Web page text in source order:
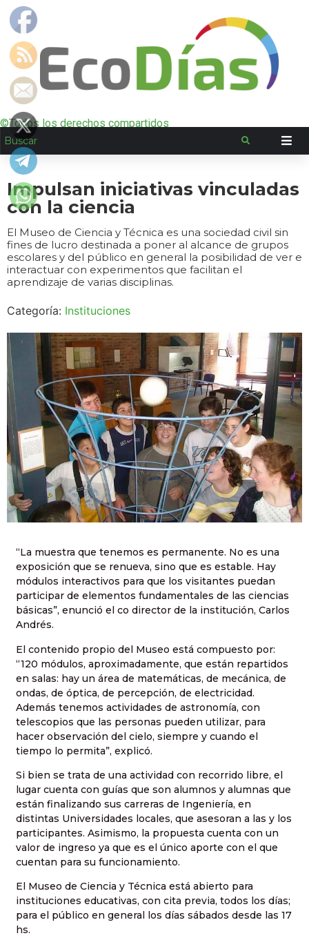
©Todos los derechos compartidos
Impulsan iniciativas vinculadas
con la ciencia
El Museo de Ciencia y Técnica es una sociedad civil sin
fines de lucro destinada a poner al alcance de grupos
escolares y del público en general la posibilidad de ver e
interactuar con experimentos que facilitan el
aprendizaje de varias disciplinas.
Categoría: Instituciones
“La muestra que tenemos es permanente. No es una
exposición que se renueva, sino que es estable. Hay
módulos interactivos para que los visitantes puedan
participar de elementos fundamentales de las ciencias
básicas”, enunció el co director de la institución, Carlos
Andrés.
El contenido propio del Museo está compuesto por:
“120 módulos, aproximadamente, que están repartidos
en salas: hay un área de matemáticas, de mecánica, de
ondas, de óptica, de percepción, de electricidad.
Además tenemos actividades de astronomía, con
telescopios que las personas pueden utilizar, para
hacer observación del cielo, siempre y cuando el
tiempo lo permita”, explicó.
Si bien se trata de una actividad con recorrido libre, el
lugar cuenta con guías que son alumnos y alumnas que
están finalizando sus carreras de Ingeniería, en
distintas Universidades locales, que asesoran a las y los
participantes. Asimismo, la propuesta cuenta con un
valor de ingreso ya que es el único aporte con el que
cuentan para su funcionamiento.
El Museo de Ciencia y Técnica está abierto para
instituciones educativas, con cita previa, todos los días;
para el público en general los días sábados desde las 17
hs.